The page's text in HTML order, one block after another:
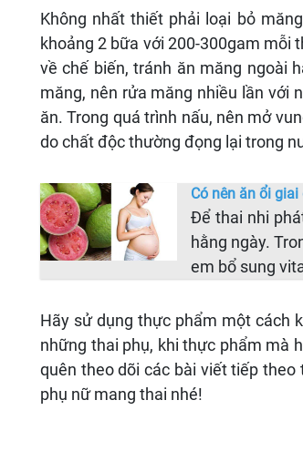
Không nhất thiết phải loại bỏ
khoảng 2 bữa với 200-300gam mỗi
về chế biến, tránh ăn măng ngoài
măng, nên rửa măng nhiều lần với
ăn. Trong quá trình nấu, nên mở
do chất độc thường đọng lại trong
Có nên ăn ổi
Để thai nhi
hằng ngày.
em bổ sung
Hãy sử dụng thực phẩm một cách
những thai phụ, khi thực phẩm mà
quên theo dõi các bài viết tiếp theo
phụ nữ mang thai nhé!